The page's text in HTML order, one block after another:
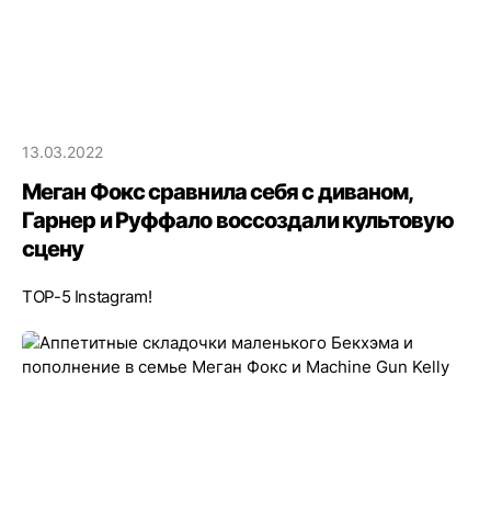
13.03.2022
Меган Фокс сравнила себя с диваном,
Гарнер и Руффало воссоздали культовую
сцену
TOP-5 Instagram!